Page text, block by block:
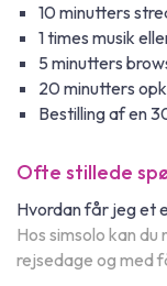
10 minutters
1 times musik
5 minutters
20 minutters
Bestilling af en
Ofte stillede
Hvordan får jeg et
Hos simsolo kan
rejsedage og med